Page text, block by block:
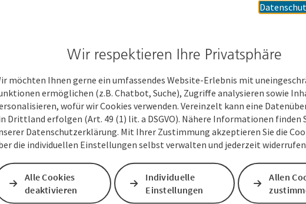
sowohl für die Stimmung der Mitarbeiter in den
der Krise für die Gastronomie besonders wichtig. Ich
Wels, Stadtplatz 44, 4600 Wels, Tel.:
peter.jungreithmair@wels.at
Wir respektieren Ihre Privatsphäre
möchten Ihnen gerne ein umfassendes Website-Erlebnis mit
ermöglichen (z.B. Chatbot, Suche), Zugriffe analysieren sowie
wofür wir Cookies verwenden. Vereinzelt kann eine
Drittland erfolgen (Art. 49 (1) lit. a DSGVO). Nähere Informationen finden
Datenschutzerklärung. Mit Ihrer Zustimmung akzeptieren Sie die
die individuellen Einstellungen selbst verwalten und jederzeit
Alle Cookies
deaktivieren
Individuelle
Einstellungen
Allen